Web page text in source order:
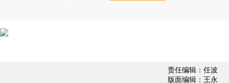
责任编辑：任波
版面编辑：王永